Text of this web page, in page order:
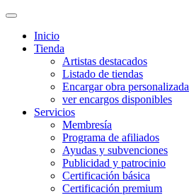
Inicio
Tienda
Artistas destacados
Listado de tiendas
Encargar obra personalizada
ver encargos disponibles
Servicios
Membresía
Programa de afiliados
Ayudas y subvenciones
Publicidad y patrocinio
Certificación básica
Certificación premium